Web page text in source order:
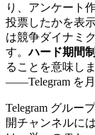
り、アンケート
投票したかを表
は競争ダイナミ
す。ハード期間
ることを意味し
――Telegram を
Telegram グルー
開チャンネルに